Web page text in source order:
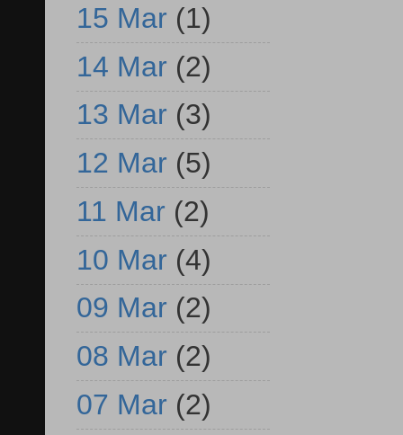
15 Mar (1)
14 Mar (2)
13 Mar (3)
12 Mar (5)
11 Mar (2)
10 Mar (4)
09 Mar (2)
08 Mar (2)
07 Mar (2)